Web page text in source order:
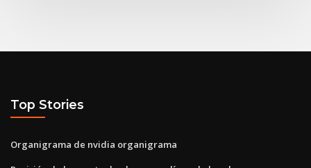
Top Stories
Organigrama de nvidia organigrama